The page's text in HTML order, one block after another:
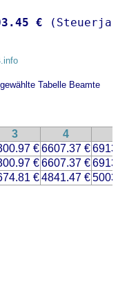
€
Tabelle Beamte
3 4
€6607.37 €
€6607.37 €
€4841.47 €